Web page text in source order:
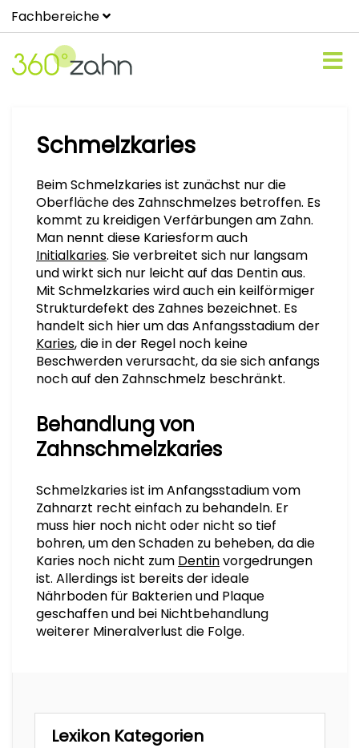
Fachbereiche
Schmelzkaries
Beim Schmelzkaries ist zunächst nur die
Oberfläche des Zahnschmelzes betroffen. Es
kommt zu kreidigen Verfärbungen am Zahn.
Man nennt diese Kariesform auch
Initialkaries. Sie verbreitet sich nur langsam
und wirkt sich nur leicht auf das Dentin aus.
Mit Schmelzkaries wird auch ein keilförmiger
Strukturdefekt des Zahnes bezeichnet. Es
handelt sich hier um das Anfangsstadium der
Karies, die in der Regel noch keine
Beschwerden verursacht, da sie sich anfangs
noch auf den Zahnschmelz beschränkt.
Behandlung von
Zahnschmelzkaries
Schmelzkaries ist im Anfangsstadium vom
Zahnarzt recht einfach zu behandeln. Er
muss hier noch nicht oder nicht so tief
bohren, um den Schaden zu beheben, da die
Karies noch nicht zum Dentinvorgedrungen
ist. Allerdings ist bereits der ideale
Nährboden für Bakterien und Plaque
geschaffen und bei Nichtbehandlung
weiterer Mineralverlust die Folge.
Lexikon Kategorien